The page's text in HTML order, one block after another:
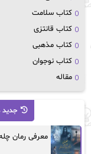
کتاب سلامت
کتاب قانتزی
کتاب مذهبی
کتاب نوجوان
مقاله
جدید
معرفی رمان